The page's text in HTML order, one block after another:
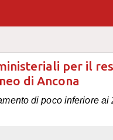
per il
di Ancona
di poco inferiore ai